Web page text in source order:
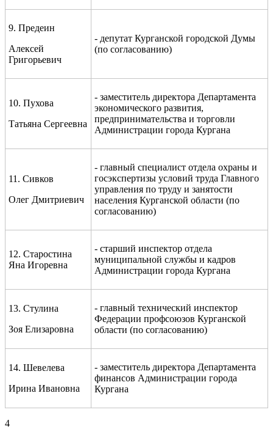
9. Предеин
Алексей
Григорьевич
- депутат Курганской городской Думы
(по согласованию)
10. Пухова
Татьяна Сергеевна
- заместитель директора Департамента
экономического развития,
предпринимательства и торговли
Администрации города Кургана
11. Сивков
Олег Дмитриевич
- главный специалист отдела охраны и
госэкспертизы условий труда Главного
управления по труду и занятости
населения Курганской области (по
согласованию)
12. Старостина
Яна Игоревна
- старший инспектор отдела
муниципальной службы и кадров
Администрации города Кургана
13. Стулина
Зоя Елизаровна
- главный технический инспектор
Федерации профсоюзов Курганской
области (по согласованию)
14. Шевелева
Ирина Ивановна
- заместитель директора Департамента
финансов Администрации города
Кургана
4